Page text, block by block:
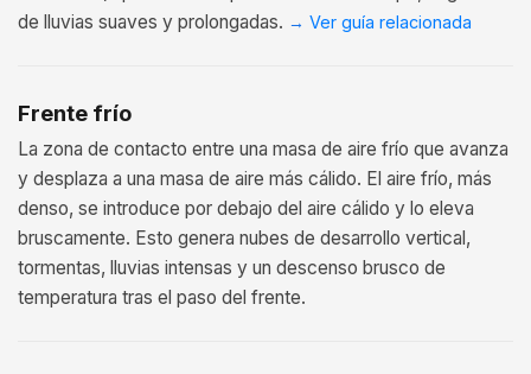
de lluvias suaves y prolongadas. → Ver guía relacionada
Frente frío
La zona de contacto entre una masa de aire frío que avanza
y desplaza a una masa de aire más cálido. El aire frío, más
denso, se introduce por debajo del aire cálido y lo eleva
bruscamente. Esto genera nubes de desarrollo vertical,
tormentas, lluvias intensas y un descenso brusco de
temperatura tras el paso del frente.